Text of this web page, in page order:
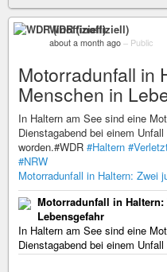
WDR (inoffiziell)
about a month ago – Public
Motorradunfall in
Menschen in
In Haltern am See sind eine
Dienstagabend bei einem
worden.#WDR #Haltern
#NRW
Motorradunfall in Haltern: Zwei
Motorradunfall in
Lebensgefahr
In Haltern am See sind eine
Dienstagabend bei einem